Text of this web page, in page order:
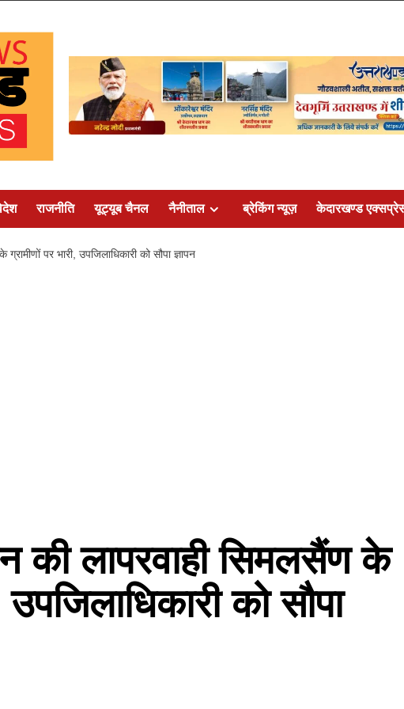
राजनीति यूट्यूब चैनल नैनीताल ब्रेकिंग न्यूज़ केदारखण्ड
पर भारी, उपजिलाधिकारी को सौपा ज्ञापन
की लापरवाही सिमलसैंण के
उपजिलाधिकारी को सौपा